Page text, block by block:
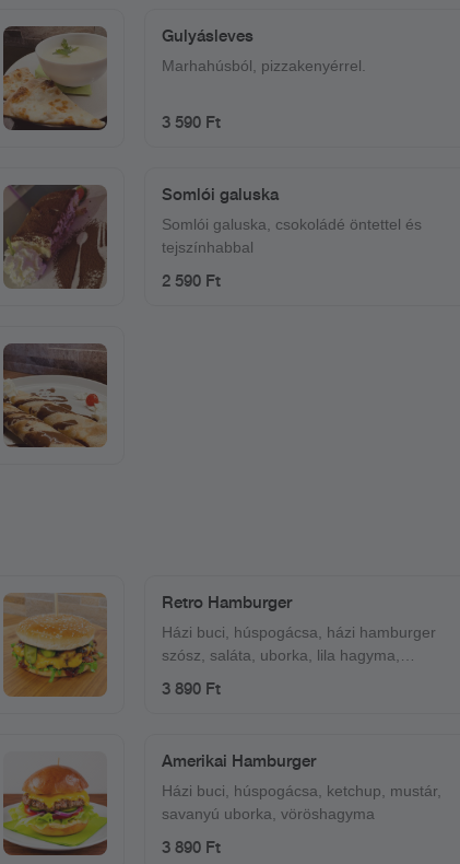
Gulyásleves
Marhahúsból, pizzakenyérrel.
3 590 Ft
Somlói galuska
Somlói galuska, csokoládé öntettel és
tejszínhabbal
2 590 Ft
Retro Hamburger
Házi buci, húspogácsa, házi hamburger
szósz, saláta, uborka, lila hagyma,
3 890 Ft
Amerikai Hamburger
Házi buci, húspogácsa, ketchup, mustár,
savanyú uborka, vöröshagyma
3 890 Ft